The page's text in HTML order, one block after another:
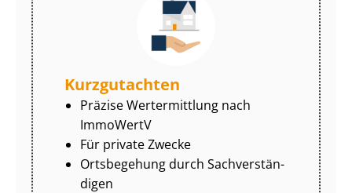
Kurzgutachten
Präzise Wertermittlung nach
ImmoWertV
Für private Zwecke
Ortsbegehung durch Sach­ver­stän­
di­gen